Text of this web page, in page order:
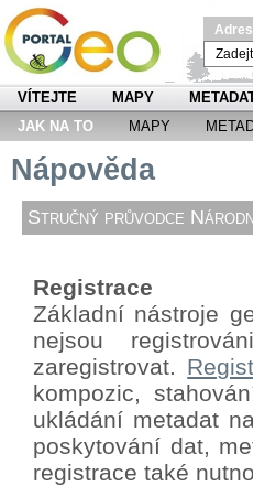
VÍTEJTE MAPY
JAK NA TO
MAPY
Nápověda
Stručný průvodce
Registrace
Základní nástroje
nejsou
zaregistrovat.
kompozic,
ukládání metadat
poskytování dat,
registrace také